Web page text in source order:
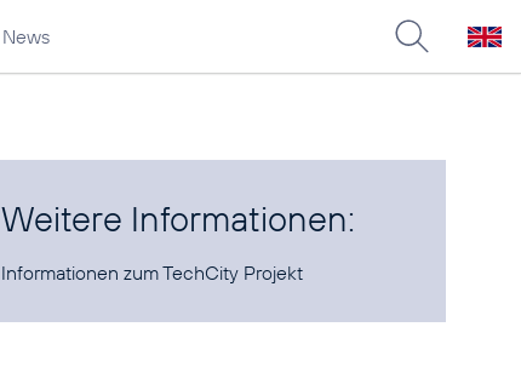
News
Weitere Informationen:
Informationen zumTechCity Projekt